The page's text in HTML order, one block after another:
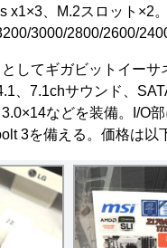
x1×3、M.2スロット×2
3000/2800/2600/
してギガビットイーサ
、7.1chサウンド、
などを装備。I/O
3を備える。価格は以